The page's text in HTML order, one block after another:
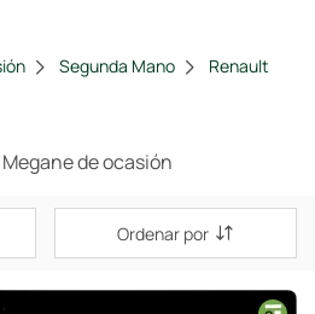
Segunda Mano
Renault
de ocasión
Ordenar por